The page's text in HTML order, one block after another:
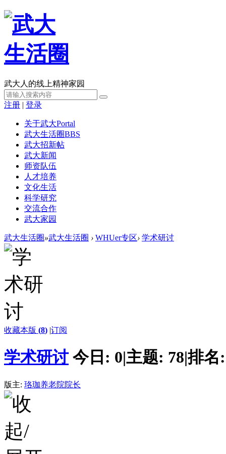
武大人的线上精神家园
注册 | 登录
关于武大Portal
武大生活圈BBS
武大招新帖
武大新闻
师资队伍
人才培养
文化生活
科学研究
交流合作
武大家园
武大生活圈»武大生活圈 › WHUer专区› 学术研讨
收藏本版 (8) |订阅
学术研讨 今日: 0|主题: 78|排
版主: 珞珈养老院院长